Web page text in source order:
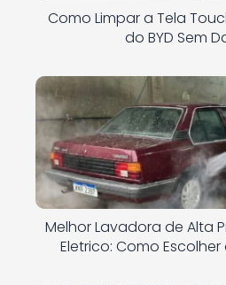
Como Limpar a Tela
do BYD Sem
Melhor Lavadora de Alta
Eletrico: Como